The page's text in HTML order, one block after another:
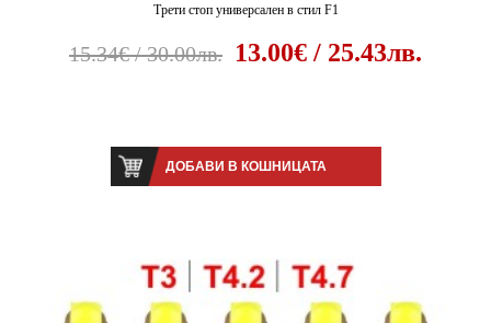
Трети стоп универсален в стил F1
15.34€ / 30.00лв. 13.00€ / 25.43лв.
ДОБАВИ В КОШНИЦАТА